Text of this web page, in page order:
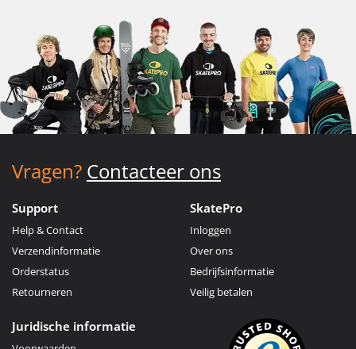
Vragen? Contacteer ons
Support
Help & Contact
Verzendinformatie
Orderstatus
Retourneren
SkatePro
Inloggen
Over ons
Bedrijfsinformatie
Veilig betalen
Juridische informatie